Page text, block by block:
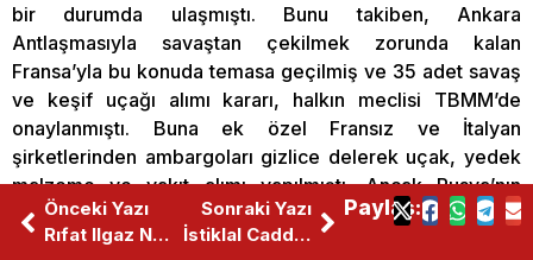
bir durumda ulaşmıştı. Bunu takiben, Ankara
Antlaşmasıyla savaştan çekilmek zorunda kalan
Fransa’yla bu konuda temasa geçilmiş ve 35 adet savaş
ve keşif uçağı alımı kararı, halkın meclisi TBMM’de
onaylanmıştı. Buna ek özel Fransız ve İtalyan
şirketlerinden ambargoları gizlice delerek uçak, yedek
malzeme ve yakıt alımı yapılmıştı. Ancak Rusya’nın
yardımına karşı İtalyanlar yakıtı çok yüksek fiyatlardan
satıyordu. Buradaki bir başka zorluk da uçakların silahsız
Önceki Yazı
Rıfat Ilgaz Neden Bu Kadar Inatçı?
Sonraki Yazı
İstiklal Caddesi’ne Yeni Sanat Merkezi
Paylaş: